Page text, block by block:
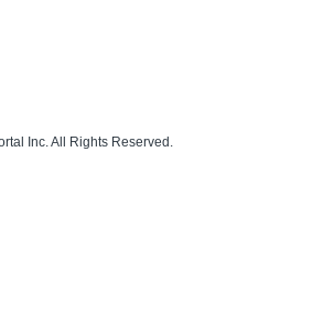
Inc. All Rights Reserved.